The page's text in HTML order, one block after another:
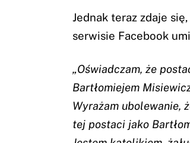
Jednak teraz zdaje
serwisie Facebook
„Oświadczam, że
Bartłomiejem
Wyrażam ubolewanie,
tej postaci jako